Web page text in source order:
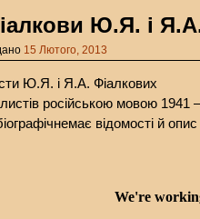
Ю.Я. і
15 Лютого, 2013
Ю.Я. і Я.А. Фіалкових
російською мовою 1941
відомості й опис